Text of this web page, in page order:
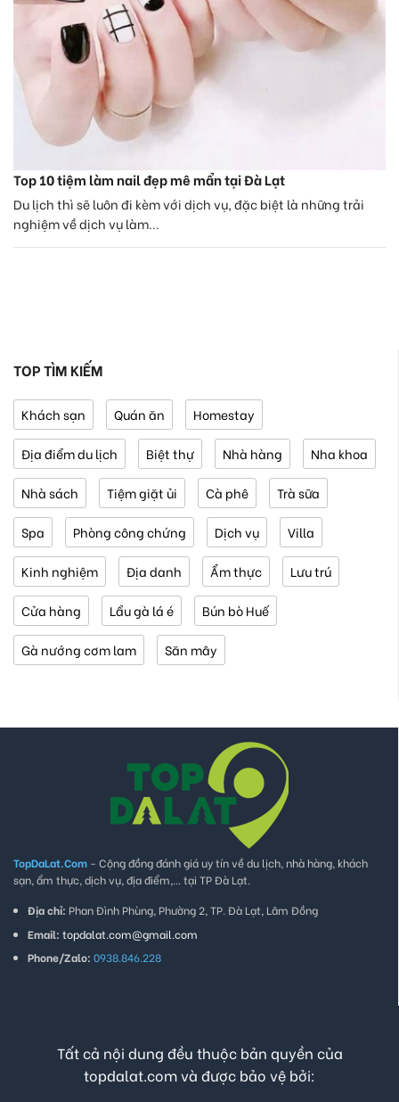
Top 10 tiệm làm nail đẹp mê mẩn tại Đà Lạt
Du lịch thì sẽ luôn đi kèm với dịch vụ, đặc biệt là những trải
nghiệm về dịch vụ làm...
TOP TÌM KIẾM
Khách sạn Quán ăn Homestay
Địa điểm du lịch Biệt thự Nhà hàng Nha khoa
Nhà sách Tiệm giặt ủi Cà phê Trà sữa
Spa Phòng công chứng Dịch vụ Villa
Kinh nghiệm Địa danh Ẩm thực Lưu trú
Cửa hàng Lẩu gà lá é Bún bò Huế
Gà nướng cơm lam Săn mây
TopDaLat.Com - Cộng đồng đánh giá uy tín về du lịch, nhà hàng, khách
sạn, ẩm thực, dịch vụ, địa điểm,... tại TP Đà Lạt.
Địa chỉ: Phan Đình Phùng, Phường 2, TP. Đà Lạt, Lâm Đồng
Email: topdalat.com@gmail.com
Phone/Zalo: 0938.846.228
Tất cả nội dung đều thuộc bản quyền của
topdalat.com và được bảo vệ bởi: